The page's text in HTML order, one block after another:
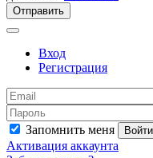
Отправить
Вход
Регистрация
Запомнить меня Войти
Активация аккаунта